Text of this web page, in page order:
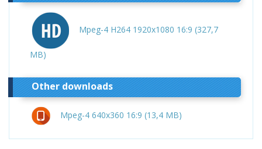
Mpeg-4 H264 1920x1080 16:9 (327,7
MB)
Other downloads
Mpeg-4 640x360 16:9 (13,4 MB)